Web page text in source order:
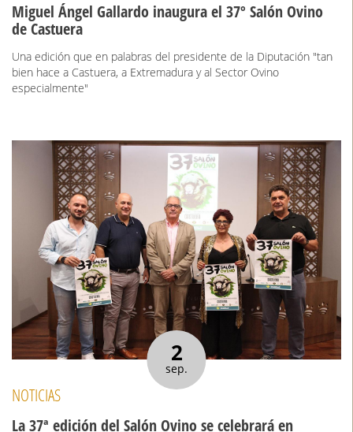
Miguel Ángel Gallardo inaugura el 37º Salón Ovino
de Castuera
Una edición que en palabras del presidente de la Diputación "tan
bien hace a Castuera, a Extremadura y al Sector Ovino
especialmente"
2
sep.
NOTICIAS
La 37ª edición del Salón Ovino se celebrará en